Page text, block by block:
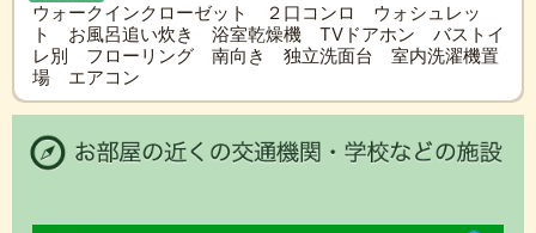
ウォークインクローゼット ２口コンロ ウォシュレッ
ト お風呂追い炊き 浴室乾燥機 TVドアホン バストイ
レ別 フローリング 南向き 独立洗面台 室内洗濯機置
場 エアコン